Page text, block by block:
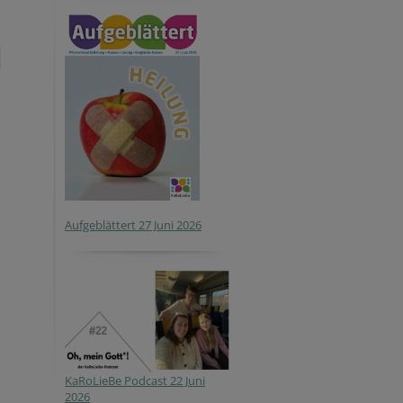
Aufgeblättert 27 Juni 2026
KaRoLieBe Podcast 22 Juni
2026